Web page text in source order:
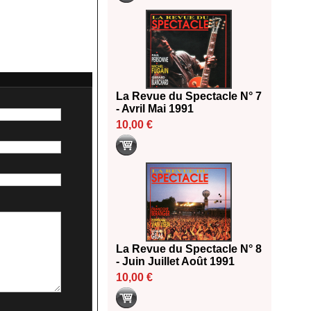
La Revue du Spectacle N° 7
- Avril Mai 1991
10,00 €
La Revue du Spectacle N° 8
- Juin Juillet Août 1991
10,00 €